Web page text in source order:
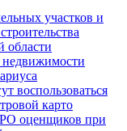
участков и
области
недвижимости
воспользоваться
карто
оценщиков при